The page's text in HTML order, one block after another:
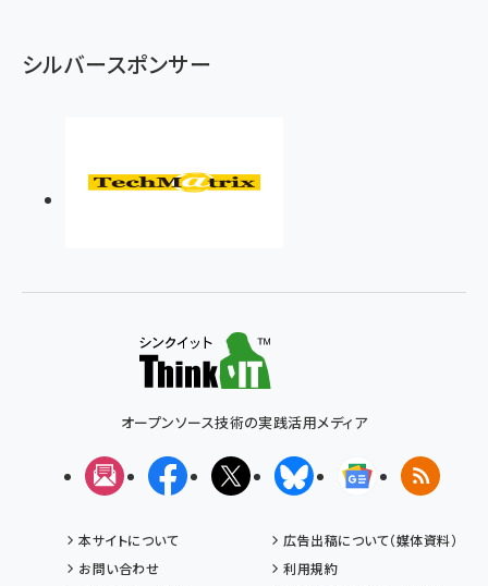
シルバースポンサー
オープンソース技術の実践活用メディア
メルマガFacebookX(エックス)BlueskyGoogleニュ
RSS
本サイトについて
広告出稿について（媒体資料）
お問い合わせ
利用規約